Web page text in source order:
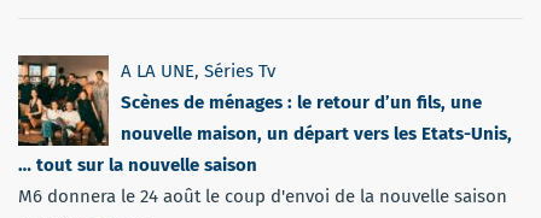
A LA UNE, Séries Tv
Scènes de ménages : le retour d’un fils, une
nouvelle maison, un départ vers les Etats-Unis,
… tout sur la nouvelle saison
M6 donnera le 24 août le coup d'envoi de la nouvelle saison